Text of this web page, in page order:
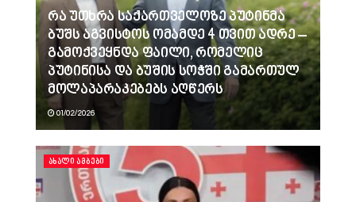
რა უთხრა საქართველოზე პუტინმა
ბუშს აგვისტოს ომამდე 4 თვით ადრე –
გამოქვეყნდა ფაილი, რომელიც
პუტინისა და ბუშის სოჭში გამართულ
მოლაპარაკებებს აღწერს
01/02/2026
ᲐᲮᲐᲚᲘ ᲐᲛᲑᲔᲑᲘ